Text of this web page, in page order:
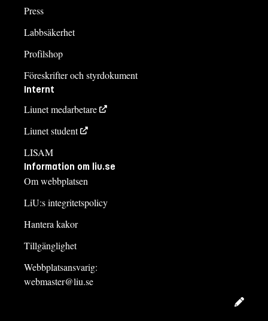
Press
Labbsäkerhet
Profilshop
Föreskrifter och styrdokument
Internt
Liunet medarbetare
Liunet student
LISAM
Information om liu.se
Om webbplatsen
LiU:s integritetspolicy
Hantera kakor
Tillgänglighet
Webbplatsansvarig:
webmaster@liu.se